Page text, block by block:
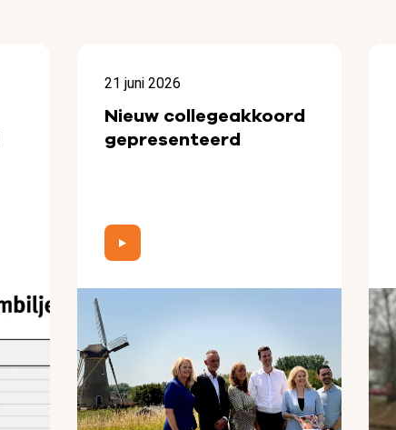
21 juni 2026
Nieuw collegeakkoord
gepresenteerd